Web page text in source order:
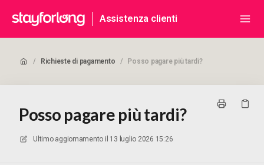
Assistenza clienti
/ Richieste di pagamento / Posso pagare più tardi?
Posso pagare più tardi?
Ultimo aggiornamento il 13 luglio 2026 15:26